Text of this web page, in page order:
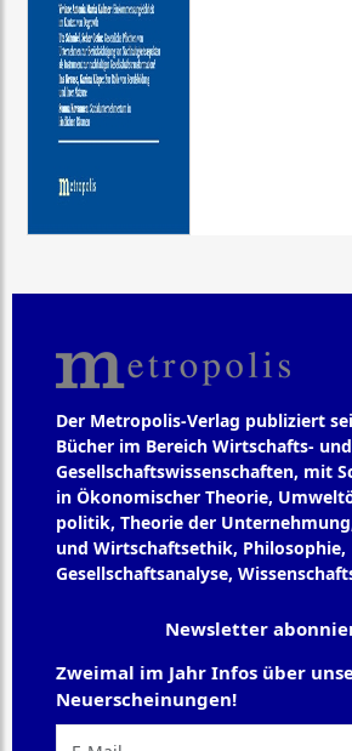
Der Metropolis-Verlag publiziert
Bücher im Bereich Wirtschafts- und
Gesellschaftswissenschaften, mit
in Ökonomischer Theorie,
politik, Theorie der
und Wirtschaftsethik, Philosophie,
Gesellschaftsanalyse,
Newsletter
Zweimal im Jahr Infos über
Neuerscheinungen!